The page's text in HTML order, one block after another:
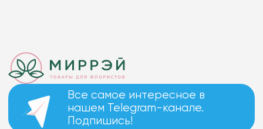
Все самое интересное в
нашем Telegram-канале.
Подпишись!